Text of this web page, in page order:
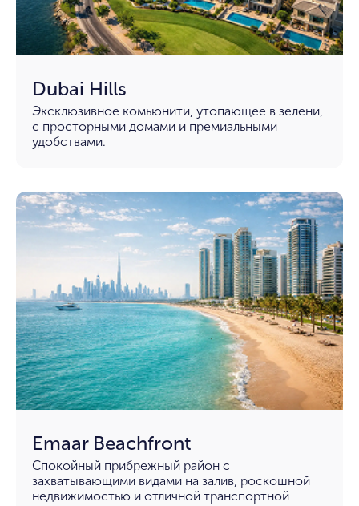
Dubai Hills
Эксклюзивное комьюнити, утопающее в зелени,
с просторными домами и премиальными
удобствами.
Emaar Beachfront
Спокойный прибрежный район с
захватывающими видами на залив, роскошной
недвижимостью и отличной транспортной